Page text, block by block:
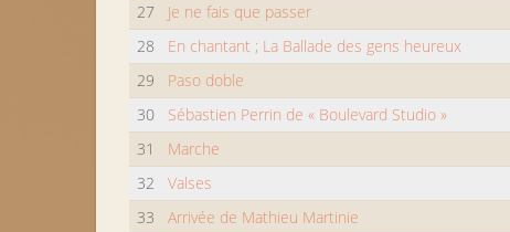
27
Je ne fais que passer
28
En chantant ; La Ballade des gens heureux
29
Paso doble
30
Sébastien Perrin de « Boulevard Studio »
31
Marche
32
Valses
33
Arrivée de Mathieu Martinie